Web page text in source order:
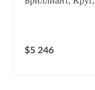
$5 246